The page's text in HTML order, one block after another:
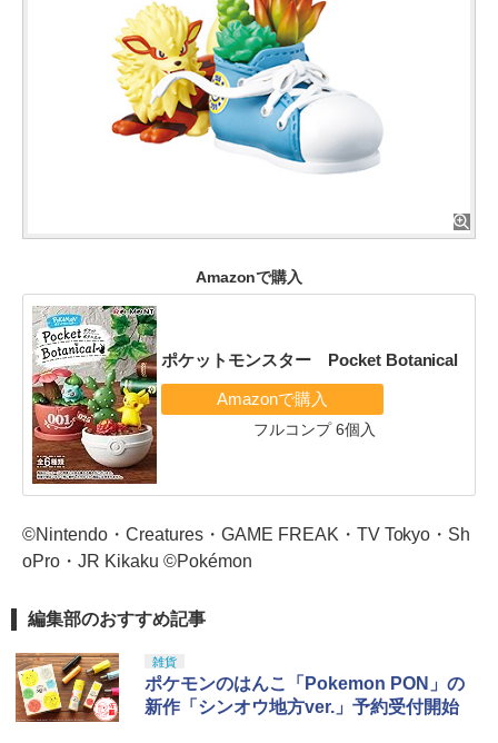
Amazonで購入
ポケットモンスター Pocket Botanical
フルコンプ 6個入
©Nintendo・Creatures・GAME FREAK・TV Tokyo・Sh
oPro・JR Kikaku ©Pokémon
編集部のおすすめ記事
雑貨
ポケモンのはんこ「Pokemon PON」の
新作「シンオウ地方ver.」予約受付開始